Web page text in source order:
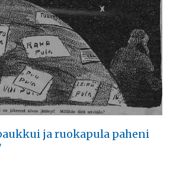
ja ruokapula paheni